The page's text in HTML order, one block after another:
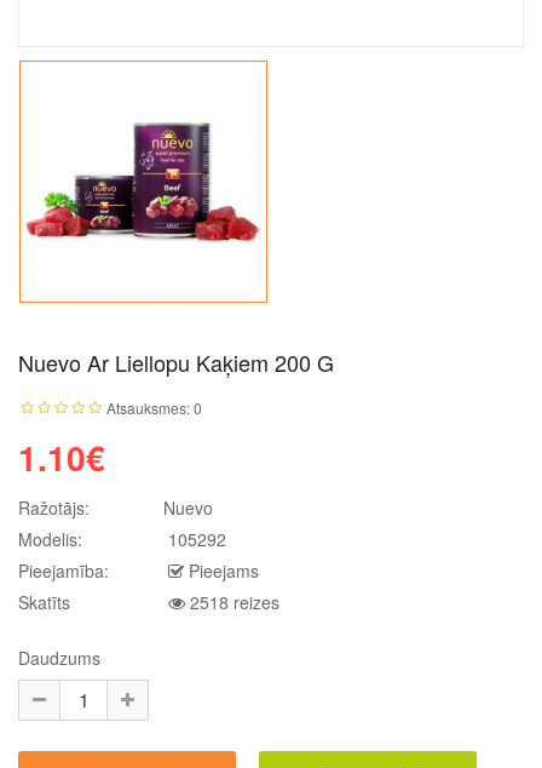
Nuevo Ar Liellopu Kaķiem 200 G
Atsauksmes: 0
1.10€
Ražotājs:
Nuevo
Modelis:
105292
Pieejamība:
Pieejams
Skatīts
2518 reizes
Daudzums